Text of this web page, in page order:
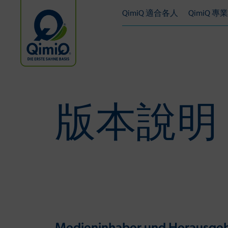
QimiQ 適合各人 QimiQ 專
版本說明